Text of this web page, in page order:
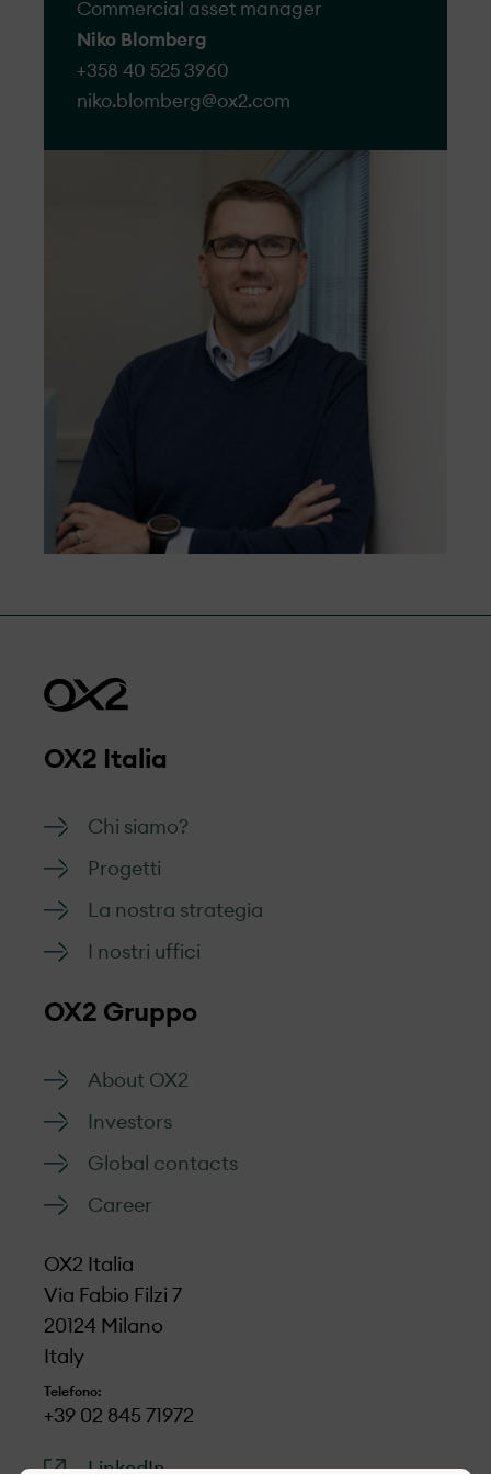
segnalzioni e le valuta con attenzione per
trovare delle soluzioni idonee. Ogni
segnalazione è gestita attentamente in
un’ottica di miglioramento continuo nello
costruzione e nella loro gestione operativa.
Siamo aperti al dialogo con i nostri
interlocutori e faremo il possibile per dare
riscontro in modo adeguato.
Modulo da compilare per la
segnalazione
Commercial asset manager
Niko Blomberg
+358 40 525 3960
niko.blomberg@​ox2.com
OX2 Italia
Chi siamo?
Progetti
La nostra strategia
I nostri uffici
OX2 Gruppo
About OX2
Investors
Global contacts
Career
OX2 Italia
Via Fabio Filzi 7
20124 Milano
Italy
Telefono:
+39 02 845 71972
LinkedIn